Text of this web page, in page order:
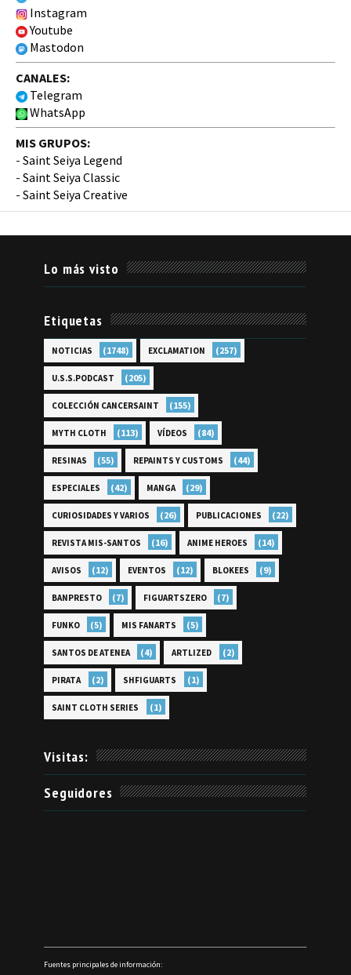
Instagram
Youtube
Mastodon
CANALES:
Telegram
WhatsApp
MIS GRUPOS:
- Saint Seiya Legend
- Saint Seiya Classic
- Saint Seiya Creative
Lo más visto
Etiquetas
NOTICIAS (1748) EXCLAMATION (257)
U.S.S.PODCAST (205)
COLECCIÓN CANCERSAINT (155)
MYTH CLOTH (113) VÍDEOS (84)
RESINAS (55) REPAINTS Y CUSTOMS (44)
ESPECIALES (42) MANGA (29)
CURIOSIDADES Y VARIOS (26) PUBLICACIONES (22)
REVISTA MIS-SANTOS (16) ANIME HEROES (14)
AVISOS (12) EVENTOS (12) BLOKEES (9)
BANPRESTO (7) FIGUARTSZERO (7)
FUNKO (5) MIS FANARTS (5)
SANTOS DE ATENEA (4) ARTLIZED (2)
PIRATA (2) SHFIGUARTS (1)
SAINT CLOTH SERIES (1)
Visitas:
Seguidores
Fuentes principales de información: